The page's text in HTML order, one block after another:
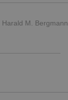
Harald M. Bergmann